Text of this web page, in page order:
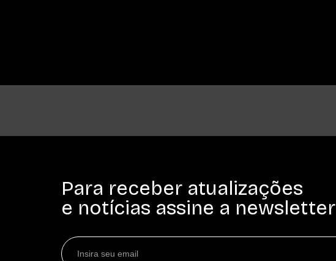
Para receber atualizações
e notícias assine a newsletter